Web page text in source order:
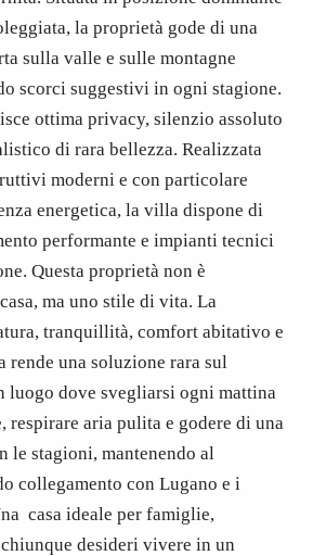
la proprietà gode di una
sulla valle e sulle montagne
scorci suggestivi in ogni stagione.
ottima privacy, silenzio assoluto
di rara bellezza. Realizzata
moderni e con particolare
energetica, la villa dispone di
performante e impianti tecnici
Questa proprietà non è
ma uno stile di vita. La
tranquillità, comfort abitativo e
una soluzione rara sul
luogo dove svegliarsi ogni mattina
respirare aria pulita e godere di una
le stagioni, mantenendo al
collegamento con Lugano e i
casa ideale per famiglie,
desideri vivere in un